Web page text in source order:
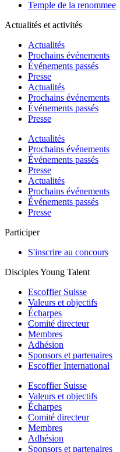
Temple de la renommee
Actualités et activités
Actualités
Prochains événements
Événements passés
Presse
Actualités
Prochains événements
Événements passés
Presse
Actualités
Prochains événements
Événements passés
Presse
Actualités
Prochains événements
Événements passés
Presse
Participer
S'inscrire au concours
Disciples Young Talent
Escoffier Suisse
Valeurs et objectifs
Écharpes
Comité directeur
Membres
Adhésion
Sponsors et partenaires
Escoffier International
Escoffier Suisse
Valeurs et objectifs
Écharpes
Comité directeur
Membres
Adhésion
Sponsors et partenaires